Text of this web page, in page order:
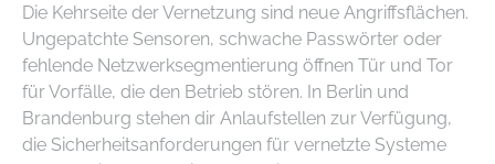
Die Kehrseite der Vernetzung sind neue Angriffsflächen.
Ungepatchte Sensoren, schwache Passwörter oder
fehlende Netzwerksegmentierung öffnen Tür und Tor
für Vorfälle, die den Betrieb stören. In Berlin und
Brandenburg stehen dir Anlaufstellen zur Verfügung,
die Sicherheitsanforderungen für vernetzte Systeme